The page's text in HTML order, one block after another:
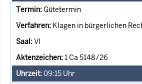
Gütetermin
Klagen in bürgerlichen
VI
1 Ca 5148/26
09:15 Uhr